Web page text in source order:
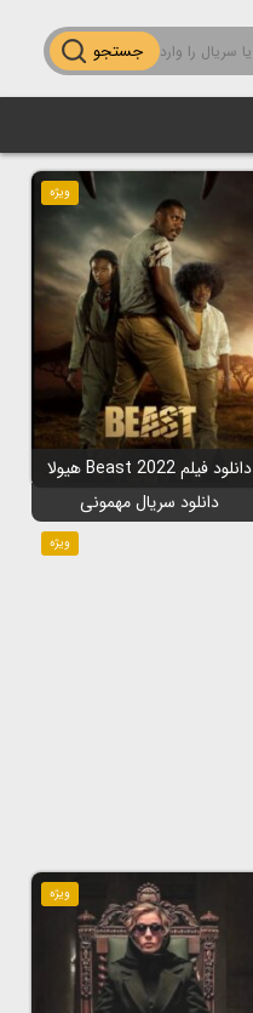
جستجو
ویژه
دانلود فیلم Beast 2022 هیولا
ویژه
دانلود سریال مهمونی
ویژه